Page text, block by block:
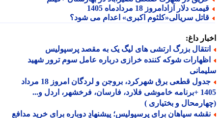
دلار آزادامروز 18 مردادماه 1405
سریالی«کلثوم اکبری» اعدام می شود؟
داغ:
بزرگ ارتشی های لیگ یک به مقصد پرسپولیس
شوکه کننده خرازی درباره عامل سوم ترور شهید
جدول قطعی برق شهرکرد، بروجن و لردگان امروز 18 مرداد
1405 +برنامه خاموشی فلارد، فارسان، فرخشهر، اردل و...
و بختیاری )
سپاهان برای پرسپولیس؛ پیشنهادِ دوباره برای خرید مدافع